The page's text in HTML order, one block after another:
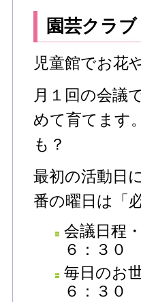
園芸クラブ
児童館でお花
月１回の会議
めて育てます
も？
最初の活動日
番の曜日は「
会議日程
６：３０
毎日のお
６：３０